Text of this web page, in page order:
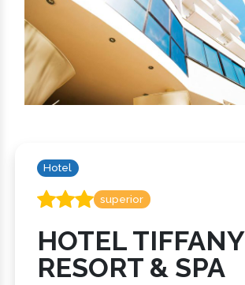
Hotel
superior
HOTEL TIFFANY
RESORT & SPA